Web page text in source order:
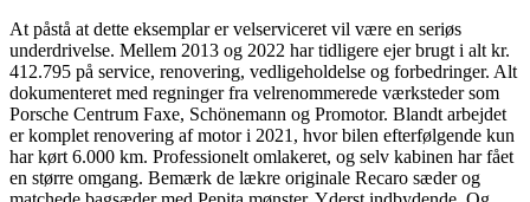
At påstå at dette eksemplar er velserviceret vil være en seriøs
underdrivelse. Mellem 2013 og 2022 har tidligere ejer brugt i alt kr.
412.795 på service, renovering, vedligeholdelse og forbedringer. Alt
dokumenteret med regninger fra velrenommerede værksteder som
Porsche Centrum Faxe, Schönemann og Promotor. Blandt arbejdet
er komplet renovering af motor i 2021, hvor bilen efterfølgende kun
har kørt 6.000 km. Professionelt omlakeret, og selv kabinen har fået
en større omgang. Bemærk de lækre originale Recaro sæder og